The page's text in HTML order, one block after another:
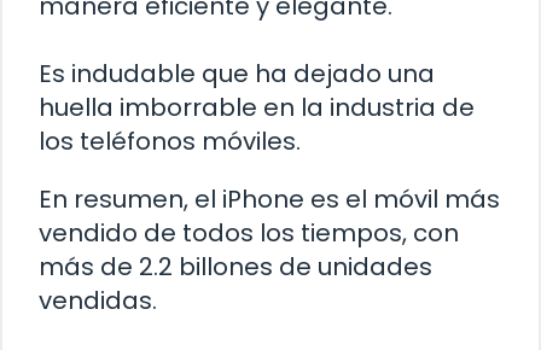
Es indudable que ha dejado una
huella imborrable en la industria de
los teléfonos móviles.
En resumen, el iPhone es el móvil más
vendido de todos los tiempos, con
más de 2.2 billones de unidades
vendidas.